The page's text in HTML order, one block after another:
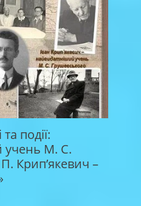
події:
учень М. С.
Крип’якевич –